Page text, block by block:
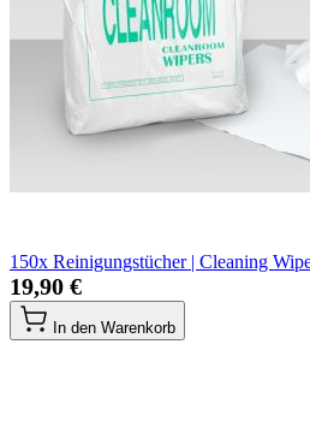
150x Reinigungstücher | Cleaning
19,90 €
In den Warenkorb